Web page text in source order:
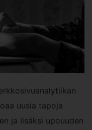
uusia tapoja
ja lisäksi upouuden